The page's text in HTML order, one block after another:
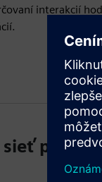
interakcií
pred